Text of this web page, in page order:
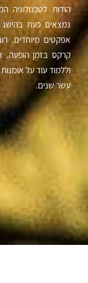
הודות
נמצאים כעת
אפקטים מיוחדים.
קרקס בזמן הופעה.
וללמוד עוד על
עשר שנים.